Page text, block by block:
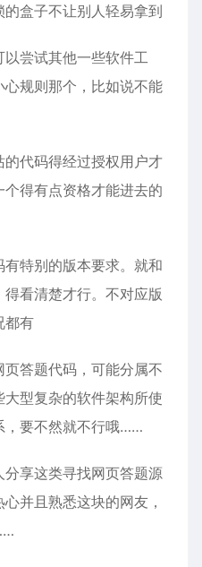
盒子不让别人轻易拿到
尝试其他一些软件工
规则那个，比如说不能
代码得经过授权用户才
得有点资格才能进去的
特别的版本要求。就和
看清楚才行。不对应版
都有
答题代码，可能分属不
型复杂的软件架构所使
，要不然就不行哦……
享这类寻找网页答题源
并且熟悉这块的网友，